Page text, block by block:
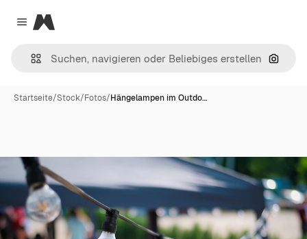
Close menu
Magnific
Nach
Startseite/Stock/Fotos/Hängelampen im Outdo…